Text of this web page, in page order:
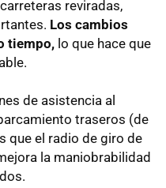
reviradas,
Los cambios
tiempo, lo que hace que
de asistencia al
traseros (de
que el radio de giro de
la maniobrabilidad